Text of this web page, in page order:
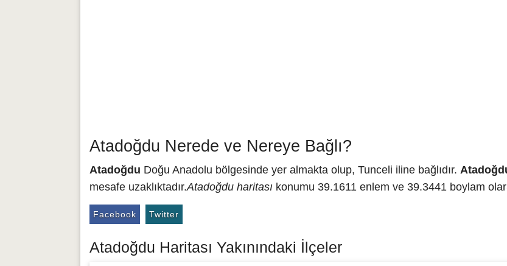
Atadoğdu Nerede ve Nereye Bağlı?
Atadoğdu Doğu Anadolu bölgesinde yer almakta olup, Tunceli iline bağlıdır.
mesafe uzaklıktadır.Atadoğdu haritası konumu 39.1611 enlem ve 39.3441 boylam
Facebook Twitter
Atadoğdu Haritası Yakınındaki İlçeler